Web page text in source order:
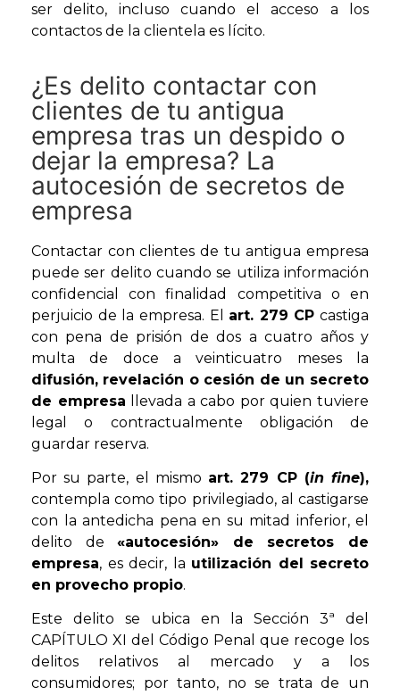
ser delito, incluso cuando el acceso a los
contactos de la clientela es lícito.
¿Es delito contactar con
clientes de tu antigua
empresa tras un despido o
dejar la empresa? La
autocesión de secretos de
empresa
Contactar con clientes de tu antigua empresa
puede ser delito cuando se utiliza información
confidencial con finalidad competitiva o en
perjuicio de la empresa. El art. 279 CP castiga
con pena de prisión de dos a cuatro años y
multa de doce a veinticuatro meses la
difusión, revelación o cesión de un secreto
de empresa llevada a cabo por quien tuviere
legal o contractualmente obligación de
guardar reserva.
Por su parte, el mismo art. 279 CP (in fine),
contempla como tipo privilegiado, al castigarse
con la antedicha pena en su mitad inferior, el
delito de«autocesión» de secretos de
empresa, es decir, la utilización del secreto
en provecho propio.
Este delito se ubica en la Sección 3ª del
CAPÍTULO XI del Código Penal que recoge los
delitos relativos al mercado y a los
consumidores; por tanto, no se trata de un